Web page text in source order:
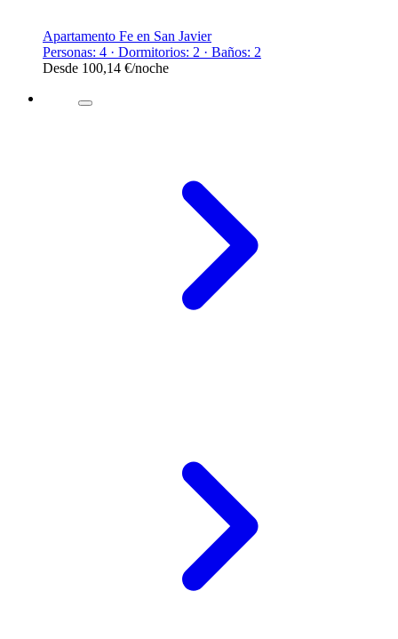
Apartamento Fe en San Javier
Personas: 4 · Dormitorios: 2 · Baños: 2
Desde 100,14 €/noche